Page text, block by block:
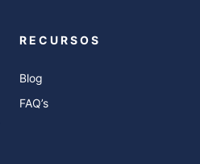
RECURSOS
Blog
FAQ’s